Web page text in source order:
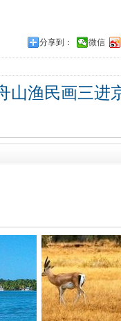
分享到： 微信
山渔民画三进